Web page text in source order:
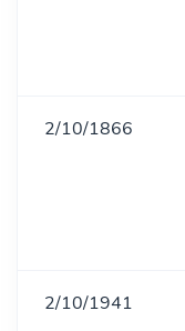
2/10/1866
2/10/1941